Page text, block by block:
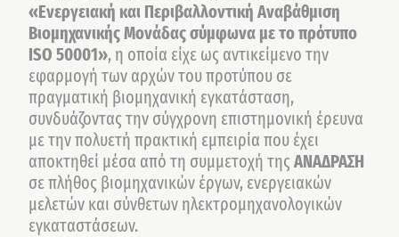
«Ενεργειακή και Περιβαλλοντική Αναβάθμιση
Βιομηχανικής Μονάδας σύμφωνα με το πρότυπο
ISO 50001», η οποία είχε ως αντικείμενο την
εφαρμογή των αρχών του προτύπου σε
πραγματική βιομηχανική εγκατάσταση,
συνδυάζοντας την σύγχρονη επιστημονική έρευνα
με την πολυετή πρακτική εμπειρία που έχει
αποκτηθεί μέσα από τη συμμετοχή τηςΑΝΑΔΡΑΣΗ
σε πλήθος βιομηχανικών έργων, ενεργειακών
μελετών και σύνθετων ηλεκτρομηχανολογικών
εγκαταστάσεων.